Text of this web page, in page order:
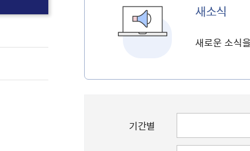
새소식
새로운 소식
기간별